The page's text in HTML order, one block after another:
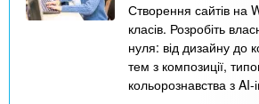
Створення сайтів на
класів. Розробіть
нуля: від дизайну до
тем з композиції,
кольорознавства з